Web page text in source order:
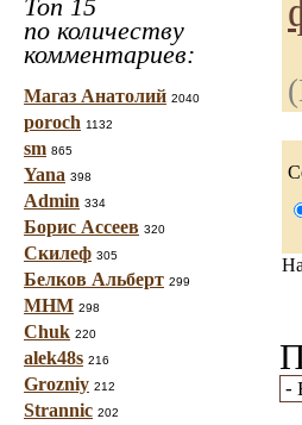
Топ 15
по количеству
комментариев:
Магаз Анатолий 2040
poroch 1132
sm 865
Yana 398
Admin 334
Борис Ассеев 320
Скилеф 305
Белков Альберт 299
МНМ 298
Chuk 220
alek48s 216
Grozniy 212
Strannic 202